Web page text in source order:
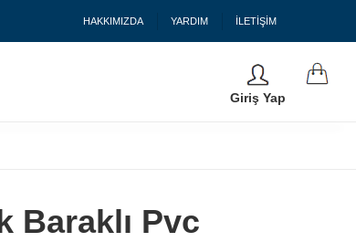
HAKKIMIZDA YARDIM İLETİŞİM
Giriş Yap
Baraklı Pvc